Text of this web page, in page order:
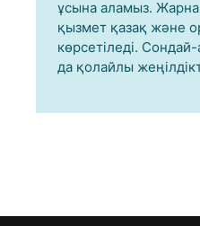
ұсына аламыз.
қызмет қазақ және
көрсетіледі.
да қолайлы